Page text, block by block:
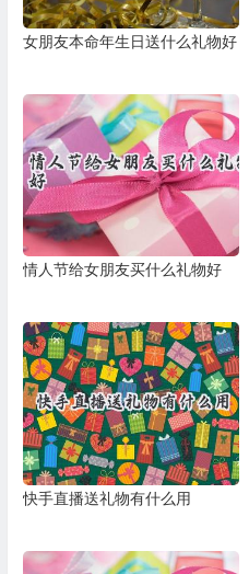
女朋友本命年生日送什么礼物好
情人节给女朋友买什么礼物好
快手直播送礼物有什么用